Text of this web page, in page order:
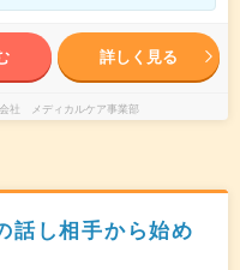
詳しく見る
社 メディカルケア事業部
し相手から始め